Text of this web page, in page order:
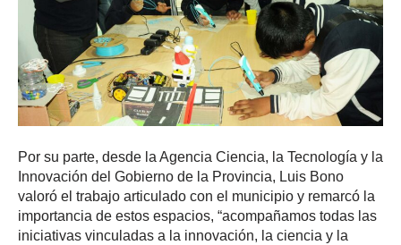
Por su parte, desde la Agencia Ciencia, la Tecnología y la
Innovación del Gobierno de la Provincia, Luis Bono
valoró el trabajo articulado con el municipio y remarcó la
importancia de estos espacios, “acompañamos todas las
iniciativas vinculadas a la innovación, la ciencia y la